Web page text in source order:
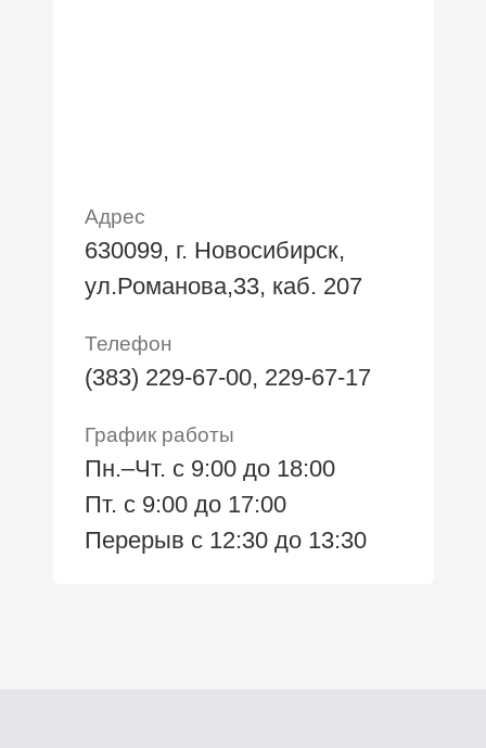
Адрес
630099, г. Новосибирск,
ул.Романова,33, каб. 207
Телефон
(383) 229-67-00, 229-67-17
График работы
Пн.–Чт. с 9:00 до 18:00
Пт. с 9:00 до 17:00
Перерыв с 12:30 до 13:30